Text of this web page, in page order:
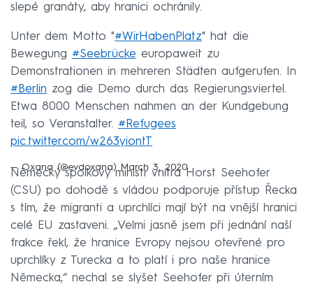
slepé granáty, aby hranici ochránily.
Unter dem Motto "#WirHabenPlatz" hat die
Bewegung #Seebrücke europaweit zu
Demonstrationen in mehreren Städten aufgerufen. In
#Berlin zog die Demo durch das Regierungsviertel.
Etwa 8000 Menschen nahmen an der Kundgebung
teil, so Veranstalter. #Refugees
pic.twitter.com/w263yiontT
— Oxana (@evdoxana) March 3, 2020
Německý spolkový ministr vnitra Horst Seehofer
(CSU) po dohodě s vládou podporuje přístup Řecka
s tím, že migranti a uprchlíci mají být na vnější hranici
celé EU zastaveni. „Velmi jasně jsem při jednání naší
frakce řekl, že hranice Evropy nejsou otevřené pro
uprchlíky z Turecka a to platí i pro naše hranice
Německa,“ nechal se slyšet Seehofer při úterním